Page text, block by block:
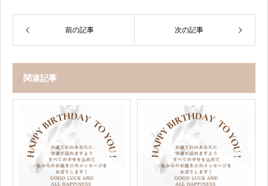
前の記事 次の記事
関連記事